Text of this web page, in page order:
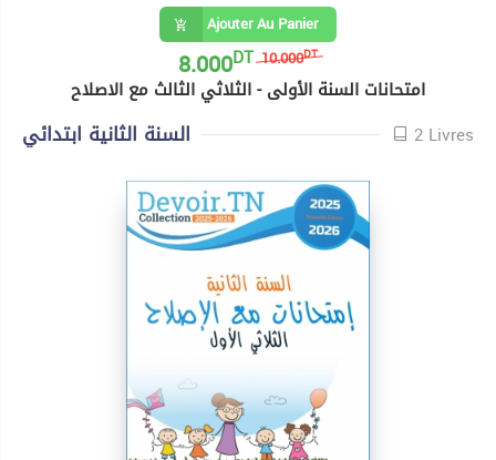
Ajouter Au Panier
10.000DT
8.000DT
امتحانات السنة الأولى - الثلاثي الثالث مع الاصلاح
السنة الثانية ابتدائي 2 Livres